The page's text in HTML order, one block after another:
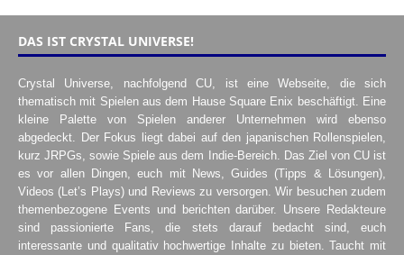
DAS IST CRYSTAL UNIVERSE!
Crystal Universe, nachfolgend CU, ist eine Webseite, die sich
thematisch mit Spielen aus dem Hause Square Enix beschäftigt. Eine
kleine Palette von Spielen anderer Unternehmen wird ebenso
abgedeckt. Der Fokus liegt dabei auf den japanischen Rollenspielen,
kurz JRPGs, sowie Spiele aus dem Indie-Bereich. Das Ziel von CU ist
es vor allen Dingen, euch mit News, Guides (Tipps & Lösungen),
Videos (Let’s Plays) und Reviews zu versorgen. Wir besuchen zudem
themenbezogene Events und berichten darüber. Unsere Redakteure
sind passionierte Fans, die stets darauf bedacht sind, euch
interessante und qualitativ hochwertige Inhalte zu bieten. Taucht mit